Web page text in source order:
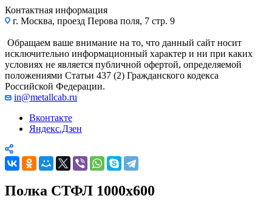
Контактная информация
г. Москва, проезд Перова поля, 7 стр. 9
Обращаем ваше внимание на то, что данный сайт носит
исключительно информационный характер и ни при каких
условиях не является публичной офертой, определяемой
положениями Статьи 437 (2) Гражданского кодекса
Российской Федерации.
in@metallcab.ru
Вконтакте
Яндекс.Дзен
Полка СТФЛ 1000x600